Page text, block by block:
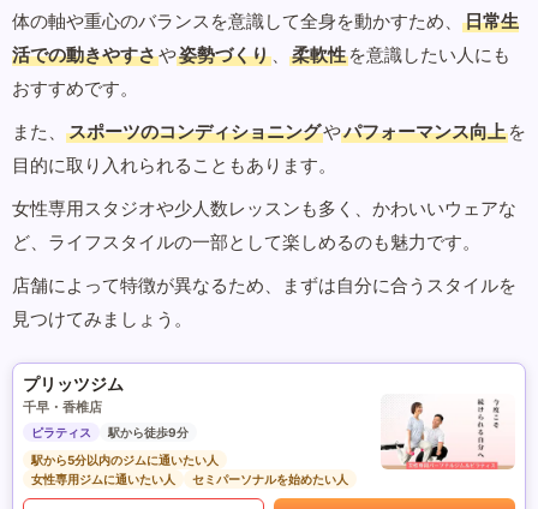
体の軸や重心のバランスを意識して全身を動かすため、
日常生
活での動きやすさや姿勢づくり 、 柔軟性 を意識したい人にも
おすすめです。
また、
スポーツのコンディショニングやパフォーマンス向上 を
目的に取り入れられることもあります。
女性専用スタジオや少人数レッスンも多く、かわいいウェアな
ど、ライフスタイルの一部として楽しめるのも魅力です。
店舗によって特徴が異なるため、まずは自分に合うスタイルを
見つけてみましょう。
プリッツジム
千早・香椎店
ピラティス
駅から徒歩9分
駅から5分以内のジムに通いたい人
女性専用ジムに通いたい人
セミパーソナルを始めたい人